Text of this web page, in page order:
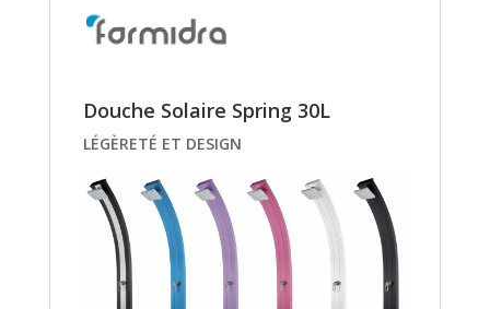
Douche Solaire Spring 30L
LÉGÈRETÉ ET DESIGN